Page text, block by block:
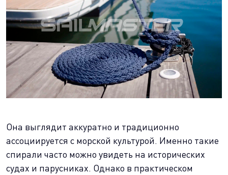
Она выглядит аккуратно и традиционно
ассоциируется с морской культурой. Именно такие
спирали часто можно увидеть на исторических
судах и парусниках. Однако в практическом